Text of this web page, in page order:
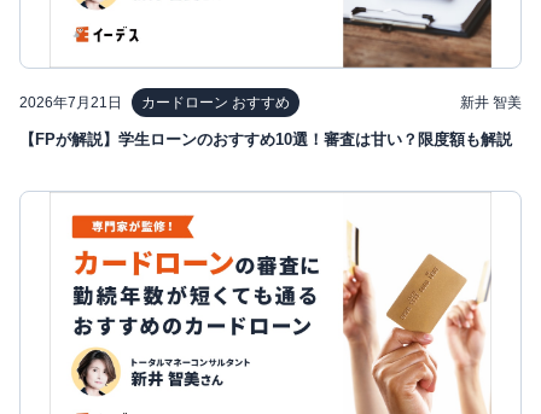
2026年7月21日 カードローン おすすめ 新井 智美
【FPが解説】学生ローンのおすすめ10選！審査は甘い？限度額も解説